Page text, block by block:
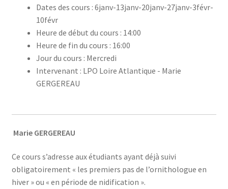
Dates des cours : 6janv-13janv-20janv-27janv-3févr-
10févr
Heure de début du cours : 14:00
Heure de fin du cours : 16:00
Jour du cours : Mercredi
Intervenant : LPO Loire Atlantique - Marie
GERGEREAU
Marie GERGEREAU
Ce cours s’adresse aux étudiants ayant déjà suivi
obligatoirement « les premiers pas de l’ornithologue en
hiver » ou « en période de nidification ».